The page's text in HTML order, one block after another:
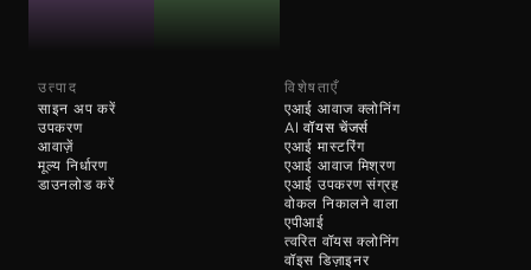
उत्पाद
साइन अप करें
उपकरण
आवाज़ें
मूल्य निर्धारण
डाउनलोड करें
विशेषताएँ
एआई आवाज क्लोनिंग
एआई आवाज मिश्रण
AI वॉयस चेंजर्स
एआई मास्टरिंग
एआई उपकरण संग्रह
वोकल निकालने वाला
एपीआई
त्वरित वॉयस क्लोनिंग
वॉइस डिज़ाइनर